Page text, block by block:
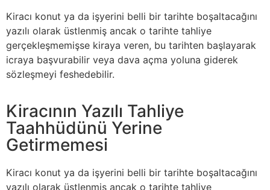
Kiracı konut ya da işyerini belli bir tarihte boşaltacağını
yazılı olarak üstlenmiş ancak o tarihte tahliye
gerçekleşmemişse kiraya veren, bu tarihten başlayarak
icraya başvurabilir veya dava açma yoluna giderek
sözleşmeyi feshedebilir.
Kiracının Yazılı Tahliye
Taahhüdünü Yerine
Getirmemesi
Kiracı konut ya da işyerini belli bir tarihte boşaltacağını
yazılı olarak üstlenmiş ancak o tarihte tahliye